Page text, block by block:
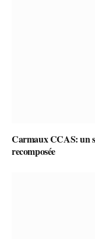
Carmaux CCAS: un
recomposée